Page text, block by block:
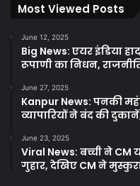
Most Viewed Posts
June 12, 2025
Big News: एयर इंडिया
रूपाणी का निधन,
June 27, 2025
Kanpur News: पनकी
व्यापारियों ने बंद की
June 23, 2025
Viral News: बच्ची ने
गुहार, देखिए CM ने